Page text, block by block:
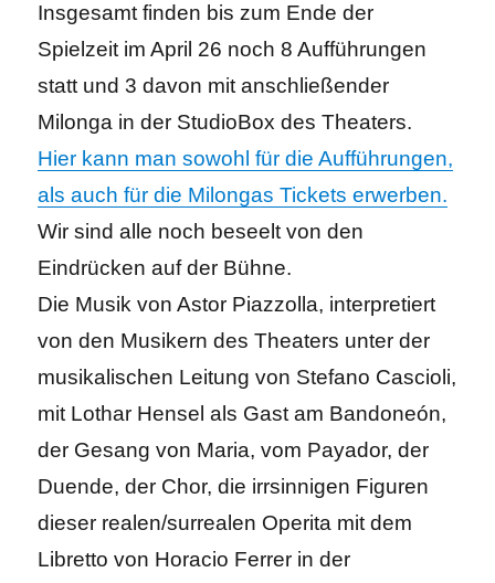
Insgesamt finden bis zum Ende der
Spielzeit im April 26 noch 8 Aufführungen
statt und 3 davon mit anschließender
Milonga in der StudioBox des Theaters.
Hier kann man sowohl für die Aufführungen,
als auch für die Milongas Tickets erwerben.
Wir sind alle noch beseelt von den
Eindrücken auf der Bühne.
Die Musik von Astor Piazzolla, interpretiert
von den Musikern des Theaters unter der
musikalischen Leitung von Stefano Cascioli,
mit Lothar Hensel als Gast am Bandoneón,
der Gesang von Maria, vom Payador, der
Duende, der Chor, die irrsinnigen Figuren
dieser realen/surrealen Operita mit dem
Libretto von Horacio Ferrer in der